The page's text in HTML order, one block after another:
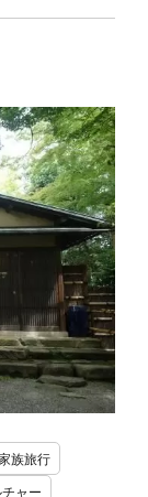
族旅行
ャー